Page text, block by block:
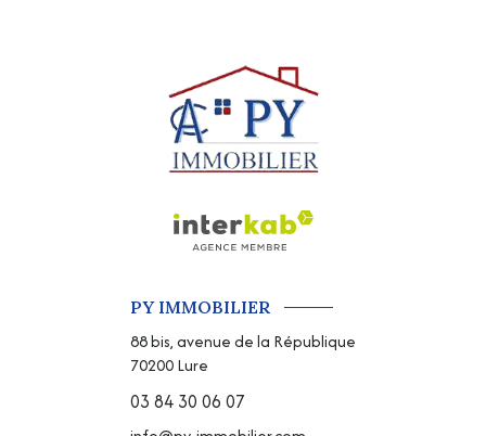
PY IMMOBILIER
88 bis, avenue de la République
70200Lure
03 84 30 06 07